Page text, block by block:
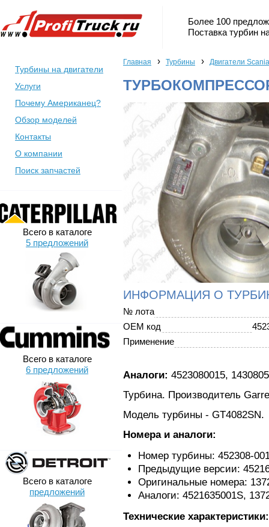
Более 100
Поставка турбин
Турбины на двигатели
Услуги
Почему Американец?
Обзор моделей
Контакты
О компании
Поиск запчастей
Всего в каталоге
5 предложений
Всего в каталоге
6 предложений
Всего в каталоге
предложений
Главная › Турбины › Двигатели Scania
ТУРБОКОМПРЕССОР
ИНФОРМАЦИЯ О
№ лота
OEM код
Применение
Аналоги: 4523080015,
Турбина. Производитель
Модель турбины - GT4082SN.
Номера и аналоги:
Номер турбины: 452308-
Предыдущие версии:
Оригинальные номера:
Аналоги: 4521635001S,
Технические характеристики: